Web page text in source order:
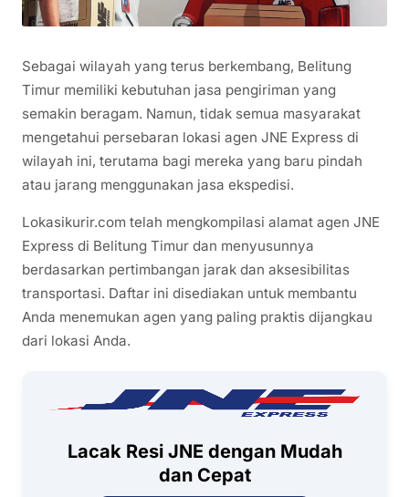
Sebagai wilayah yang terus berkembang, Belitung
Timur memiliki kebutuhan jasa pengiriman yang
semakin beragam. Namun, tidak semua masyarakat
mengetahui persebaran lokasi agen JNE Express di
wilayah ini, terutama bagi mereka yang baru pindah
atau jarang menggunakan jasa ekspedisi.
Lokasikurir.com telah mengkompilasi alamat agen JNE
Express di Belitung Timur dan menyusunnya
berdasarkan pertimbangan jarak dan aksesibilitas
transportasi. Daftar ini disediakan untuk membantu
Anda menemukan agen yang paling praktis dijangkau
dari lokasi Anda.
Lacak Resi JNE dengan Mudah
dan Cepat